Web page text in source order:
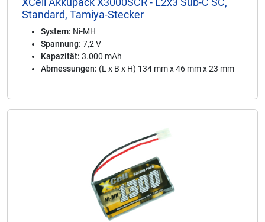
Standard, Tamiya-Stecker
System: Ni-MH
Spannung: 7,2 V
Kapazität: 3.000 mAh
Abmessungen: (L x B x H) 134 mm x 46 mm x 23 mm